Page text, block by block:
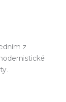
z